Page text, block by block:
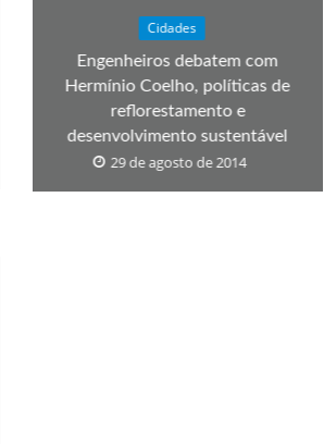
Cidades
Engenheiros debatem com
Hermínio Coelho, políticas de
reflorestamento e
desenvolvimento sustentável
29 de agosto de 2014